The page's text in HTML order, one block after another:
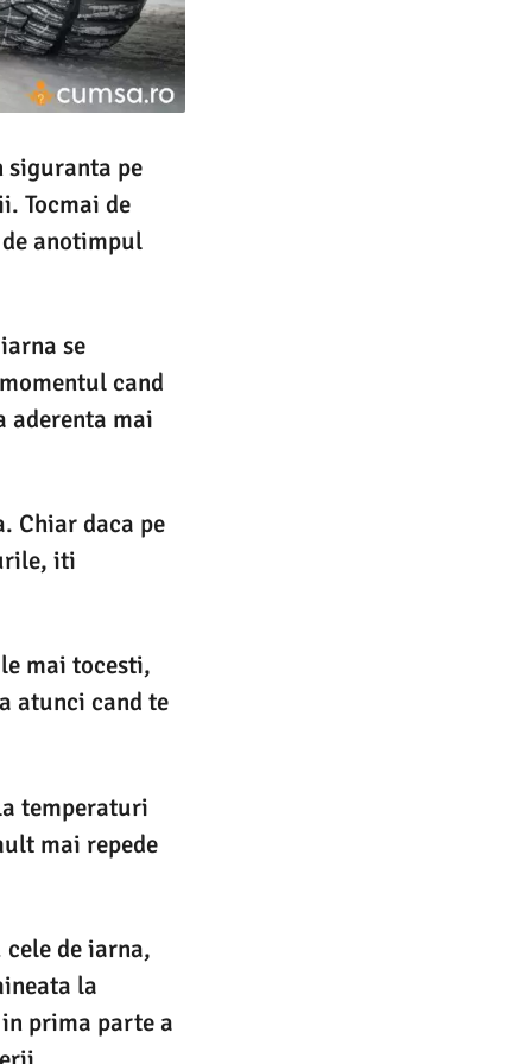
siguranta pe
Tocmai de
anotimpul
se
cand
aderenta mai
Chiar daca pe
iti
mai tocesti,
atunci cand te
temperaturi
mai repede
de iarna,
la
prima parte a